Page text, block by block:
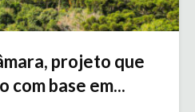
projeto que
com base em...